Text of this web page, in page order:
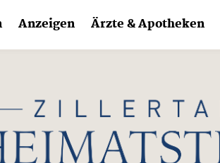
Anzeigen Ärzte & Apotheken